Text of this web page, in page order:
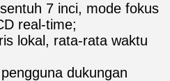
7 inci, mode fokus
real-time;
lokal, rata-rata waktu
dukungan